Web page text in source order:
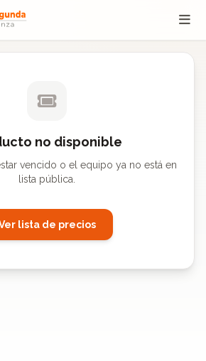
no disponible
vencido o el equipo ya no está en
lista pública.
lista de precios